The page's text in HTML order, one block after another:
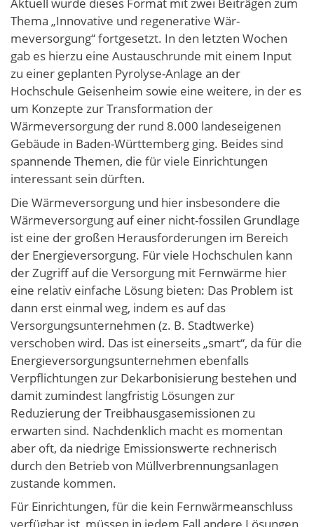
Aktu­ell wurde dieses Format mit zwei Beiträgen zum
Thema „Innovative und regenerative Wär­
meversorgung“ fortgesetzt. In den letz­ten Wochen
gab es hierzu eine Aus­tauschrunde mit einem Input
zu einer geplanten Pyrolyse-Anla­ge an der
Hochschule Geisenheim sowie eine weitere, in der es
um Konzepte zur Transformation der
Wärmeversorgung der rund 8.000 landes­eigenen
Gebäude in Baden-Württemberg ging. Beides sind
spannende Themen, die für viele Einrichtungen
interessant sein dürften.
Die Wärmeversorgung und hier insbesondere die
Wärmeversorgung auf einer nicht-fossilen Grundlage
ist eine der großen Herausforderungen im Bereich
der Energieversorgung. Für viele Hochschulen kann
der Zugriff auf die Versorgung mit Fernwärme hier
eine relativ einfache Lösung bieten: Das Problem ist
dann erst einmal weg, indem es auf das
Versorgungsunternehmen (z. B. Stadtwerke)
verschoben wird. Das ist einerseits „smart“, da für die
Energieversorgungsunternehmen ebenfalls
Verpflichtungen zur Dekarbonisierung bestehen und
damit zumindest langfristig Lösungen zur
Reduzierung der Treibhausgasemissionen zu
erwarten sind. Nachdenklich macht es momentan
aber oft, da niedrige Emissionswerte rechnerisch
durch den Betrieb von Müllverbrennungsanlagen
zustande kommen.
Für Einrichtungen, für die kein Fernwärmeanschluss